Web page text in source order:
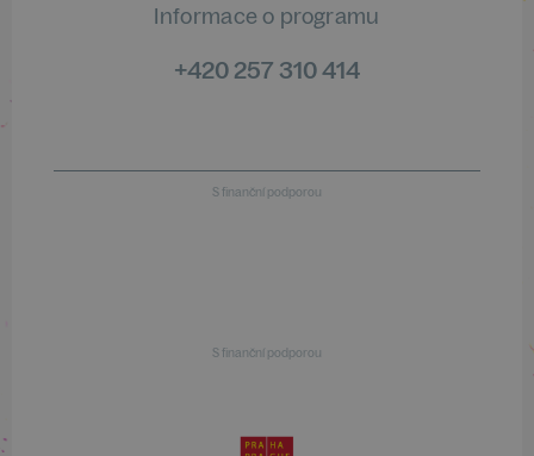
Informace o programu
+420 257 310 414
S finanční podporou
S finanční podporou